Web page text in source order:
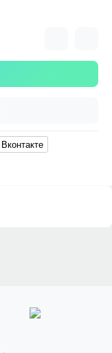
Вконтакте